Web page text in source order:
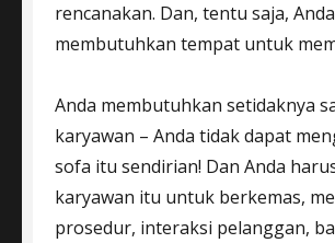
rencanakan. Dan, tentu saja,
membutuhkan tempat untuk
Anda membutuhkan setidaknya
karyawan – Anda tidak dapat
sofa itu sendirian! Dan Anda
karyawan itu untuk berkemas,
prosedur, interaksi pelanggan,